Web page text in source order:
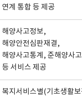
연계 통합 등 제공
해양사고정보,
해양안전심판재결,
해양사고통계, 준해양사
등 서비스 제공
복지서비스별(기초생활